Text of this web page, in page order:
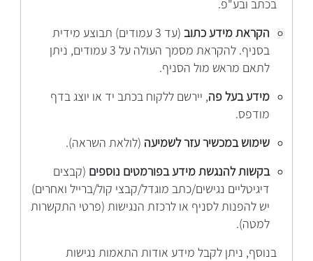
בכתב ובע"פ.
הקראת מידע כתוב
(עד 3 עמודים) תבוצע מידית
בסניף. להקראת מסמך העולה על 3 עמודים, ניתן
לתאם מראש מול הסניף.
מידע בעל פה, יירשם ללקוח בכתב יד או יוצג בדף
מודפס.
שימוש במכשיר עזר לשמיעה (לולאת השראה).
בקשות להנגשת מידע בפורמטים נוספים (קבצים
דיגיטליים נגישים/כתב מוגדל/קבצי קול/ברייל ואחרים)
יש להפנות לסניף או לרכזת הנגישות (פרטי התקשרות
למטה).
בנוסף, ניתן לקבל מידע אודות התאמות נגישות